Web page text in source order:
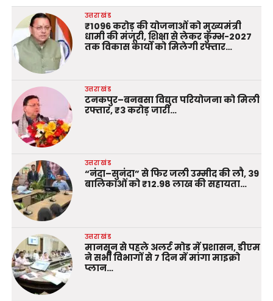
उत्तराखंड
₹1096 करोड़ की योजनाओं को मुख्यमंत्री
धामी की मंजूरी, शिक्षा से लेकर कुम्भ-2027
तक विकास कार्यों को मिलेगी रफ्तार…
उत्तराखंड
टनकपुर–बनबसा विद्युत परियोजना को मिली
रफ्तार, ₹3 करोड़ जारी…
उत्तराखंड
“नंदा–सुनंदा” से फिर जली उम्मीद की लौ, 39
बालिकाओं को ₹12.98 लाख की सहायता…
उत्तराखंड
मानसून से पहले अलर्ट मोड में प्रशासन, डीएम
ने सभी विभागों से 7 दिन में मांगा माइक्रो
प्लान…